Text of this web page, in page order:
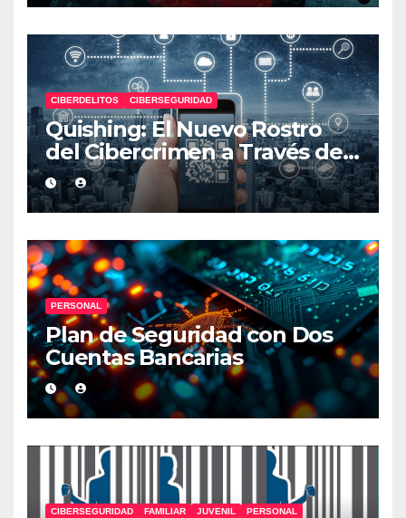
CIBERDELITOS CIBERSEGURIDAD
Quishing: El Nuevo Rostro
del Cibercrimen a Través de
Códigos QR
PERSONAL
Plan de Seguridad con Dos
Cuentas Bancarias
CIBERSEGURIDAD FAMILIAR JUVENIL PERSONAL